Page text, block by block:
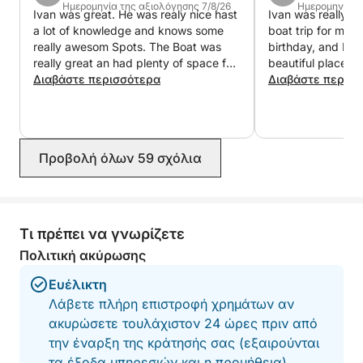
αρέσει περισσότερο.
Μπορείτε επίσης να επιλέξετε να περάσετε χρόνο
περπατώντας σε μικρά νησιωτικά χωριά ή να
προσθέτοντας μια αυθεντική πινελιά στην εμπειρία
σας.
ολοκληρωμένο και εξατομικευμένο τρόπο να
γνωρίσετε το Ντουμπρόβνικ από τη θάλασσα.
Ένας άψογος συνδυασμός χαλάρωσης,
εξερεύνησης και αξέχαστης θέας στην ακτή.
Ημερομηνία της αξιολόγησης 7/8/26
Ivan was great. He was realy nice hast
a lot of knowledge and knows some
really awesom Spots. The Boat was
really great an had plenty of space for
us 8. He took his time is alwasy up for
would devenetly do it again.
Διαβάστε περισσότερα
Ημερομηνία
Ivan was really
boat trip for me
birthday, and
beautiful places,
to swim and
Διαβάστε
Προβολή όλων 59 σχόλια
Τι πρέπει να γνωρίζετε
Πολιτική ακύρωσης
Ευέλικτη
Λάβετε πλήρη επιστροφή χρημάτων αν
ακυρώσετε τουλάχιστον 24 ώρες πριν από
την έναρξη της κράτησής σας (εξαιρούνται